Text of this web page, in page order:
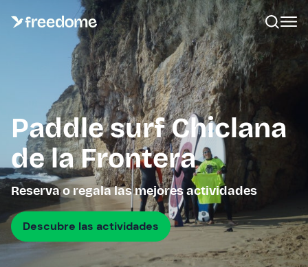
Paddle surf Chiclana
de la Frontera
Reserva o regala las mejores actividades
Descubre las actividades